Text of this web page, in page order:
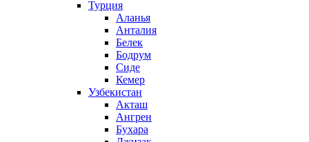
Турция
Аланья
Анталия
Белек
Бодрум
Сиде
Кемер
Узбекистан
Акташ
Ангрен
Бухара